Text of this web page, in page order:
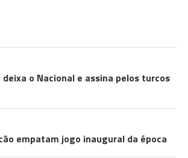
deixa o Nacional e assina pelos turcos
empatam jogo inaugural da época